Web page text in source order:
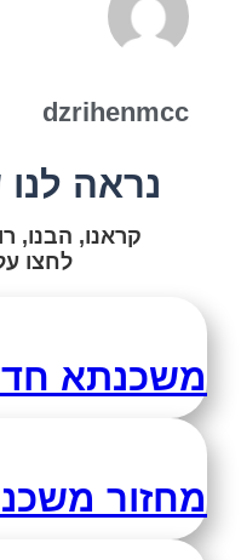
dzrihenmcc
נראה
קראנו, הבנו,
לחצו
משכנתא
מחזור